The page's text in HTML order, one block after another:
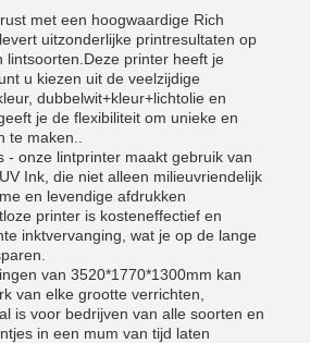
met een hoogwaardige Rich
uitzonderlijke printresultaten op
lintsoorten.Deze printer heeft je
u kiezen uit de veelzijdige
dubbelwit+kleur+lichtolie en
je de flexibiliteit om unieke en
te maken..
- onze lintprinter maakt gebruik van
Ink, die niet alleen milieuvriendelijk
en levendige afdrukken
printer is kosteneffectief en
inktvervanging, wat je op de lange
van 3520*1770*1300mm kan
van elke grootte verrichten,
is voor bedrijven van alle soorten en
in een mum van tijd laten